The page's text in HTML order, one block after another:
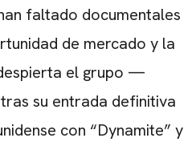
faltado documentales
de mercado y la
el grupo —
su entrada definitiva
con “Dynamite” y